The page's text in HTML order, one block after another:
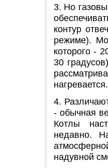
3. Но
контур
режиме).
которого -
30
нагревается.
4.
- обычная
Котлы
недавно.
надувной